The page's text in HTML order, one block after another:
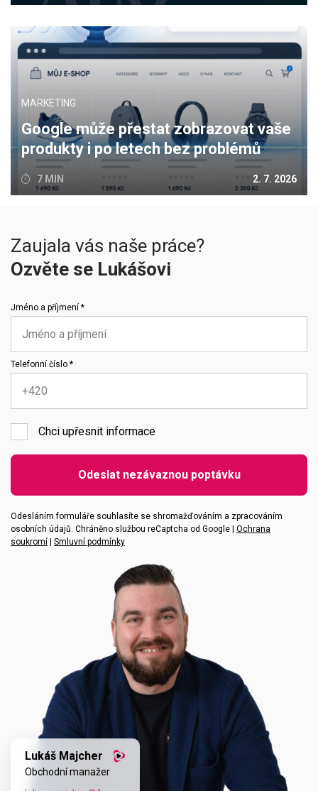
MARKETING
Google může přestat zobrazovat vaše
produkty i po letech bez problémů
7 MIN 2. 7. 2026
Zaujala vás naše práce?
Ozvěte se Lukášovi
Jméno a příjmení *
Telefonní číslo *
Chci upřesnit informace
Emailová adresa
Vaše zpráva
Odeslat nezávaznou poptávku
Odesláním formuláře souhlasíte se shromažďováním a zpracováním
osobních údajů. Chráněno službou reCaptcha od Google | Ochrana
soukromí | Smluvní podmínky
Lukáš Majcher
Obchodní manažer